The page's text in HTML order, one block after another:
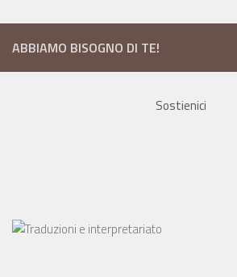
ABBIAMO BISOGNO DI TE!
Sostienici